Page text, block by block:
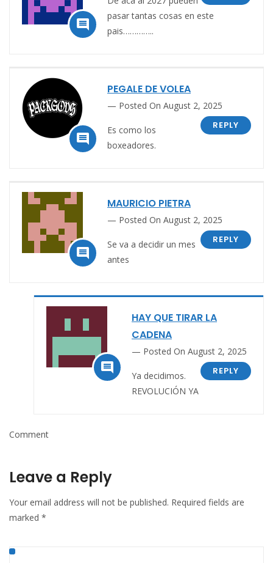

pasar tantas cosas en este
pais…………..

PEGALE DE VOLEA
Posted On August 2, 2025
REPLY
Es como los
boxeadores.

MAURICIO PIETRA
Posted On August 2, 2025
REPLY
Se va a decidir un mes
antes

HAY QUE TIRAR LA
CADENA
Posted On August 2, 2025
REPLY
Ya decidimos.
REVOLUCIÓN YA
Comment
Leave a Reply
Your email address will not be published. Required fields are
marked *